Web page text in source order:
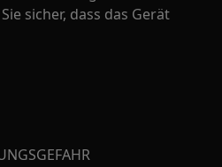
sicher, dass das Gerät